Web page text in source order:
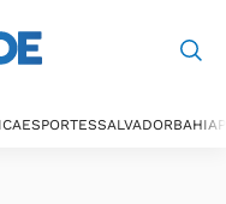
ESPORTESSALVADORBAHIA